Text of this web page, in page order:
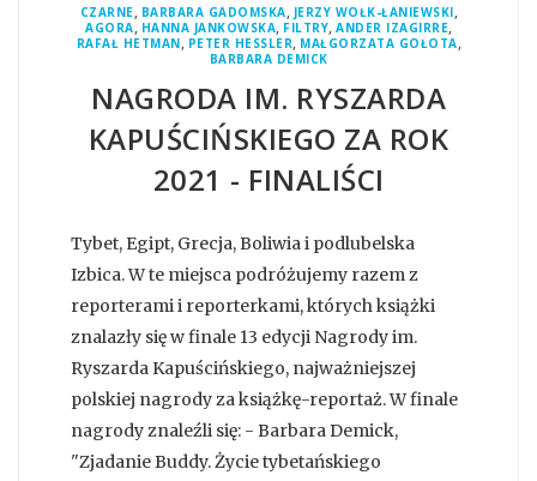
CZARNE, BARBARA GADOMSKA, JERZY WOŁK-ŁANIEWSKI,
AGORA, HANNA JANKOWSKA, FILTRY, ANDER IZAGIRRE,
RAFAŁ HETMAN, PETER HESSLER, MAŁGORZATA GOŁOTA,
BARBARA DEMICK
NAGRODA IM. RYSZARDA
KAPUŚCIŃSKIEGO ZA ROK
2021 - FINALIŚCI
Tybet, Egipt, Grecja, Boliwia i podlubelska
Izbica. W te miejsca podróżujemy razem z
reporterami i reporterkami, których książki
znalazły się w finale 13 edycji Nagrody im.
Ryszarda Kapuścińskiego, najważniejszej
polskiej nagrody za książkę-reportaż. W finale
nagrody znaleźli się: - Barbara Demick,
"Zjadanie Buddy. Życie tybetańskiego